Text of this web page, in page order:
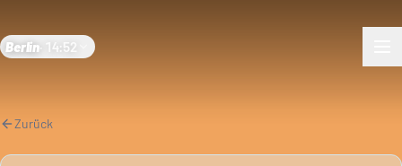
Berlin 14:52
Zurück